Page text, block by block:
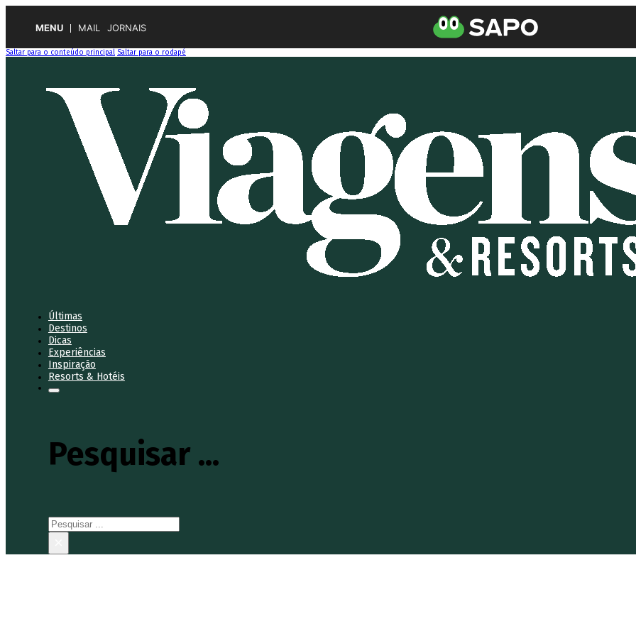
MENU MAIL JORNAIS
Saltar para o conteúdo principal Saltar para o rodapé
Últimas
Destinos
Dicas
Experiências
Inspiração
Resorts & Hotéis
Pesquisar ...
Pesquisar